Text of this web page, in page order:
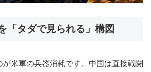
「タダで見られる」構図
が米軍の兵器消耗です。中国は直接戦闘